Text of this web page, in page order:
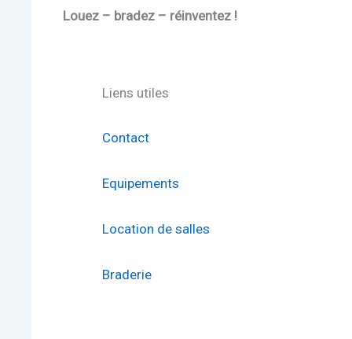
Louez – bradez – réinventez !
Liens utiles
Contact
Equipements
Location de salles
Braderie